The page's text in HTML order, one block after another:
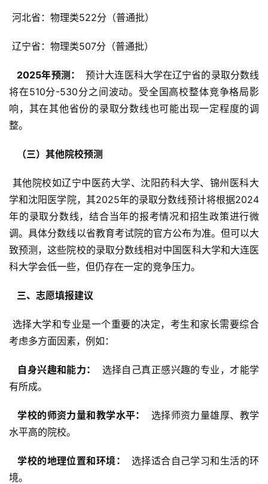
河北省：物理类522分（普通批）
辽宁省：物理类507分（普通批）
  2025年预测：
预计大连医科大学在辽宁省的录取分数线
将在510分-530分之间波动。受全国高校整体竞争格局影
响，其在其他省份的录取分数线也可能出现一定程度的调
整。
  （三）其他院校预测
学和沈阳医学院，其2025年的录取分数线预计将根据2024
年的录取分数线，结合当年的报考情况和招生政策进行微
调。具体分数线以省教育考试院的官方公布为准。但可以大
致预测，这些院校的录取分数线相对中国医科大学和大连医
科大学会低一些，但仍存在一定的竞争压力。
  三、志愿填报建议
考虑多方面因素，例如：
  自身兴趣和能力：
选择自己真正感兴趣的专业，才能学
有所成。
  学校的师资力量和教学水平：
选择师资力量雄厚、教学
水平高的院校。
  学校的地理位置和环境：
选择适合自己学习和生活的环
境。